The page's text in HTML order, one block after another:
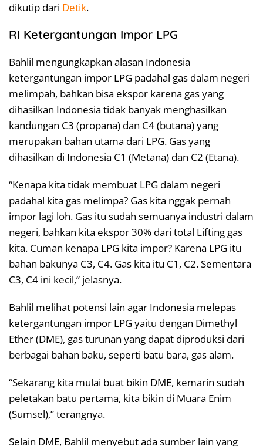
dikutip dari Detik.
RI Ketergantungan Impor LPG
Bahlil mengungkapkan alasan Indonesia
ketergantungan impor LPG padahal gas dalam negeri
melimpah, bahkan bisa ekspor karena gas yang
dihasilkan Indonesia tidak banyak menghasilkan
kandungan C3 (propana) dan C4 (butana) yang
merupakan bahan utama dari LPG. Gas yang
dihasilkan di Indonesia C1 (Metana) dan C2 (Etana).
“Kenapa kita tidak membuat LPG dalam negeri
padahal kita gas melimpa? Gas kita nggak pernah
impor lagi loh. Gas itu sudah semuanya industri dalam
negeri, bahkan kita ekspor 30% dari total Lifting gas
kita. Cuman kenapa LPG kita impor? Karena LPG itu
bahan bakunya C3, C4. Gas kita itu C1, C2. Sementara
C3, C4 ini kecil,” jelasnya.
Bahlil melihat potensi lain agar Indonesia melepas
ketergantungan impor LPG yaitu dengan Dimethyl
Ether (DME), gas turunan yang dapat diproduksi dari
berbagai bahan baku, seperti batu bara, gas alam.
“Sekarang kita mulai buat bikin DME, kemarin sudah
peletakan batu pertama, kita bikin di Muara Enim
(Sumsel),” terangnya.
Selain DME, Bahlil menyebut ada sumber lain yang